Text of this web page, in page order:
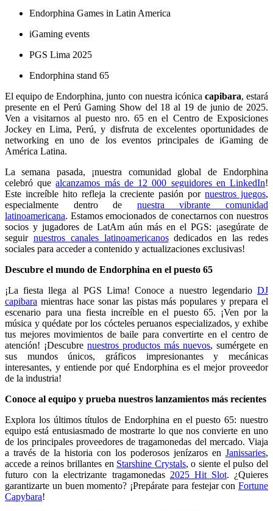
Endorphina Games in Latin America
iGaming events
PGS Lima 2025
Endorphina stand 65
El equipo de Endorphina, junto con nuestra icónica capibara, estará
presente en el Perú Gaming Show del 18 al 19 de junio de 2025.
Ven a visitarnos al puesto nro. 65 en el Centro de Exposiciones
Jockey en Lima, Perú, y disfruta de excelentes oportunidades de
networking en uno de los eventos principales de iGaming de
América Latina.
La semana pasada, ¡nuestra comunidad global de Endorphina
celebró quealcanzamos más de 12 000 seguidores en LinkedIn!
Este increíble hito refleja la creciente pasión pornuestros juegos,
especialmente dentro de nuestra vibrante comunidad
latinoamericana. Estamos emocionados de conectarnos con nuestros
socios y jugadores de LatAm aún más en el PGS: ¡asegúrate de
seguir nuestros canales latinoamericanosdedicados en las redes
sociales para acceder a contenido y actualizaciones exclusivas!
Descubre el mundo de Endorphina en el puesto 65
¡La fiesta llega al PGS Lima! Conoce a nuestro legendario DJ
capibara mientras hace sonar las pistas más populares y prepara el
escenario para una fiesta increíble en el puesto 65. ¡Ven por la
música y quédate por los cócteles peruanos especializados, y exhibe
tus mejores movimientos de baile para convertirte en el centro de
atención! ¡Descubre nuestros productos más nuevos, sumérgete en
sus mundos únicos, gráficos impresionantes y mecánicas
interesantes, y entiende por qué Endorphina es el mejor proveedor
de la industria!
Conoce al equipo y prueba nuestros lanzamientos más recientes
Explora los últimos títulos de Endorphina en el puesto 65: nuestro
equipo está entusiasmado de mostrarte lo que nos convierte en uno
de los principales proveedores de tragamonedas del mercado. Viaja
a través de la historia con los poderosos jenízaros en Janissaries,
accede a reinos brillantes en Starshine Crystals, o siente el pulso del
futuro con la electrizante tragamonedas 2025 Hit Slot. ¿Quieres
garantizarte un buen momento? ¡Prepárate para festejar con Fortune
Capybara!